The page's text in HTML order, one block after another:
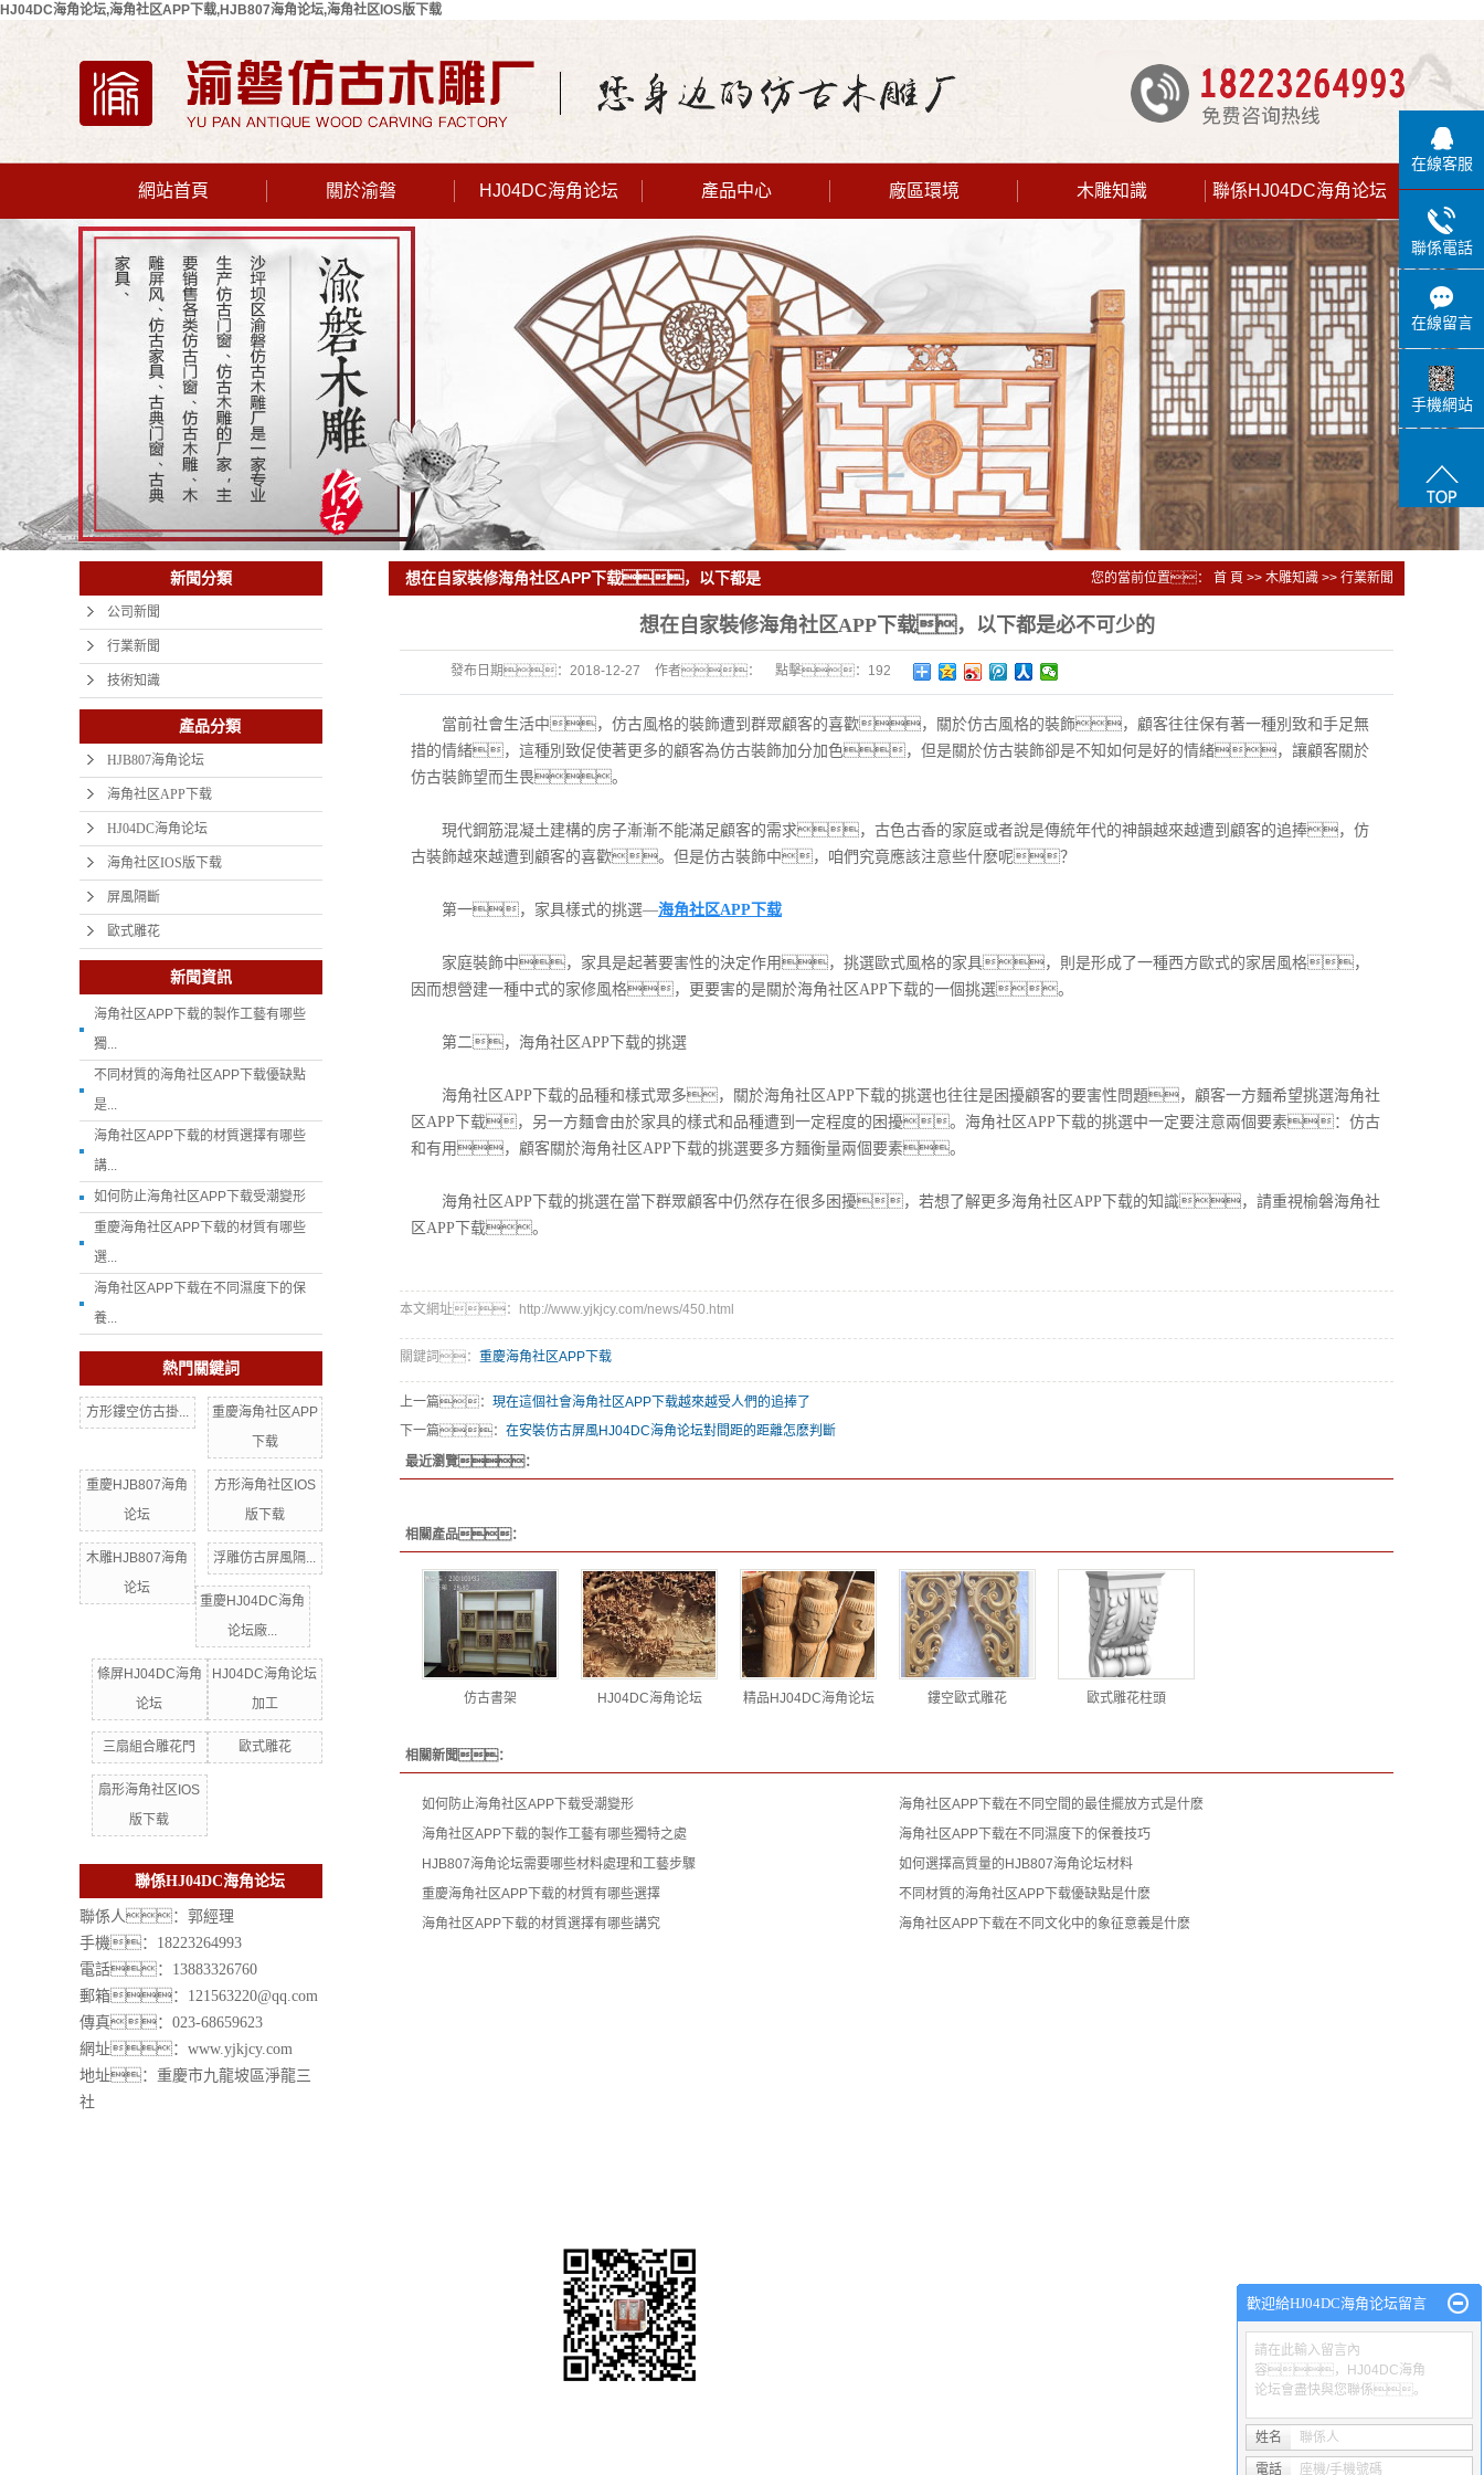
HJ04DC海角论坛,海角社区APP下载,HJB807海角论坛,海角社区IOS版下载
網站首頁 關於渝磐
公司簡介
聯係HJ04DC
海角论坛
HJ04DC海角论坛 產品中心
HJB807海角
论坛
海角社区APP
下载
HJ04DC海角
论坛
海角社区IOS
版下载
屏風隔斷
歐式雕花
廠區環境 木雕知識
技術知識
聯係HJ04DC海角论坛
新聞分類
公司新聞
行業新聞
技術知識
產品分類
HJB807海角论坛
海角社区APP下载
HJ04DC海角论坛
海角社区IOS版下载
屏風隔斷
歐式雕花
新聞資訊
海角社区APP下载的製作工藝有哪些
獨...
不同材質的海角社区APP下载優缺點
是...
海角社区APP下载的材質選擇有哪些
講...
如何防止海角社区APP下载受潮變形
重慶海角社区APP下载的材質有哪些
選...
海角社区APP下载在不同濕度下的保
養...
熱門關鍵詞
方形鏤空仿古掛...
重慶海角社区APP
下载
重慶HJB807海角
论坛
方形海角社区IOS
版下载
木雕HJB807海角
论坛
浮雕仿古屏風隔...
重慶HJ04DC海角
论坛廠...
條屏HJ04DC海角
论坛
HJ04DC海角论坛
加工
三扇組合雕花門 歐式雕花
扇形海角社区IOS
版下载
聯係HJ04DC海角论坛
聯係人：郭經理
手機：18223264993
電話：13883326760
郵箱：121563220@qq.com
傳真：023-68659623
網址： www.yjkjcy.com
地址：重慶市九龍坡區淨龍三
社
想在自家裝修海角社区APP下载，以下都是
您的當前位置： 首 頁 >> 木雕知識 >> 行業新聞
想在自家裝修海角社区APP下载，以下都是必不可少的
發布日期： 2018-12-27 作者： 點擊： 192
當前社會生活中，仿古風格的裝飾遭到群眾顧客的喜歡，關於仿古風格的裝飾，顧客往往保有著一種別致和手足無
措的情緒，這種別致促使著更多的顧客為仿古裝飾加分加色，但是關於仿古裝飾卻是不知如何是好的情緒，讓顧客關於
仿古裝飾望而生畏。
現代鋼筋混凝土建構的房子漸漸不能滿足顧客的需求，古色古香的家庭或者說是傳統年代的神韻越來越遭到顧客的追捧，仿
古裝飾越來越遭到顧客的喜歡。但是仿古裝飾中，咱們究竟應該注意些什麽呢？
第一，家具樣式的挑選—海角社区APP下载
家庭裝飾中，家具是起著要害性的決定作用，挑選歐式風格的家具，則是形成了一種西方歐式的家居風格，
因而想營建一種中式的家修風格，更要害的是關於海角社区APP下载的一個挑選。
第二，海角社区APP下载的挑選
海角社区APP下载的品種和樣式眾多，關於海角社区APP下载的挑選也往往是困擾顧客的要害性問題，顧客一方麵希望挑選海角社
区APP下载，另一方麵會由於家具的樣式和品種遭到一定程度的困擾。海角社区APP下载的挑選中一定要注意兩個要素：仿古
和有用，顧客關於海角社区APP下载的挑選要多方麵衡量兩個要素。
海角社区APP下载的挑選在當下群眾顧客中仍然存在很多困擾，若想了解更多海角社区APP下载的知識，請重視榆磐海角社
区APP下载。
本文網址：http://www.yjkjcy.com/news/450.html
關鍵詞： 重慶海角社区APP下载
上一篇： 現在這個社會海角社区APP下载越來越受人們的追捧了
下一篇： 在安裝仿古屏風HJ04DC海角论坛對間距的距離怎麽判斷
最近瀏覽：
相關產品：
仿古書架 HJ04DC海角论坛 精品HJ04DC海角论坛 鏤空歐式雕花 歐式雕花柱頭
相關新聞：
如何防止海角社区APP下载受潮變形
海角社区APP下载在不同空間的最佳擺放方式是什麽
海角社区APP下载的製作工藝有哪些獨特之處
海角社区APP下载在不同濕度下的保養技巧
HJB807海角论坛需要哪些材料處理和工藝步驟
如何選擇高質量的HJB807海角论坛材料
重慶海角社区APP下载的材質有哪些選擇
不同材質的海角社区APP下载優缺點是什麽
海角社区APP下载的材質選擇有哪些講究
海角社区APP下载在不同文化中的象征意義是什麽
在線客服
聯係電話
在線留言
手機網站
歡迎給HJ04DC海角论坛留言
請在此輸入留言內
容，HJ04DC海角
论坛會盡快與您聯係。
姓名 聯係人
電話 座機/手機號碼